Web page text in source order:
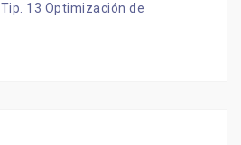
13 Optimización de